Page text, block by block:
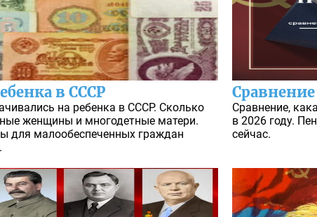
в СССР
на ребенка в СССР. Сколько
женщины и многодетные матери.
для малообеспеченных граждан
Сравнение,
в 2026 году.
сейчас.